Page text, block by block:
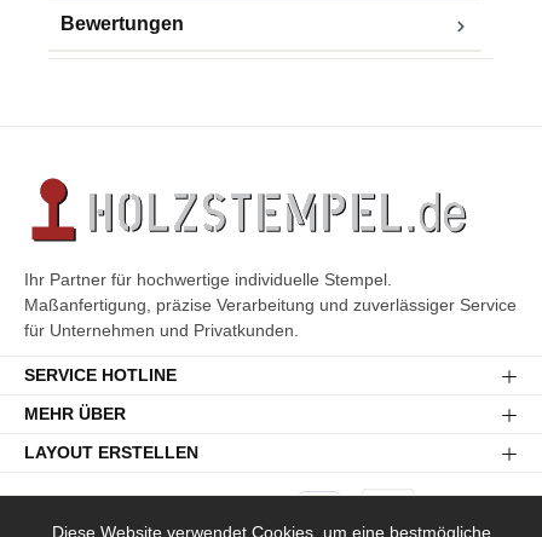
Bewertungen
Ihr Partner für hochwertige individuelle Stempel.
Maßanfertigung, präzise Verarbeitung und zuverlässiger Service
für Unternehmen und Privatkunden.
SERVICE HOTLINE
MEHR ÜBER
LAYOUT ERSTELLEN
Diese Website verwendet Cookies, um eine bestmögliche